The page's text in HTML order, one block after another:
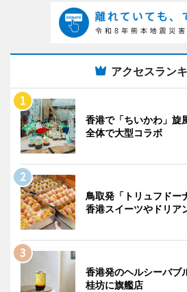
アクセスラン
香港で「ちいかわ」旋
全体で大型コラボ
鳥取発「トリュフド
香港スイーツやドリア
香港発のヘルシーバブ
桂坊に旗艦店